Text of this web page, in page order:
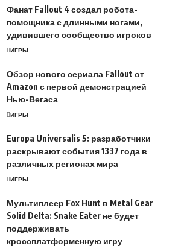
Фанат Fallout 4 создал робота-
помощника с длинными ногами,
удивившего сообщество игроков
ИГРЫ
Обзор нового сериала Fallout от
Amazon с первой демонстрацией
Нью-Вегаса
ИГРЫ
Europa Universalis 5: разработчики
раскрывают события 1337 года в
различных регионах мира
ИГРЫ
Мультиплеер Fox Hunt в Metal Gear
Solid Delta: Snake Eater не будет
поддерживать
кроссплатформенную игру